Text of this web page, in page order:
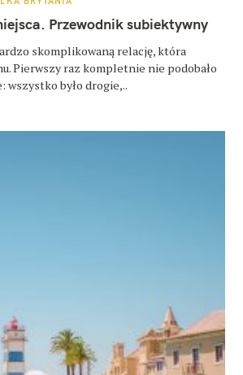
Przewodnik subiektywny
skomplikowaną relację, która
Pierwszy raz kompletnie nie podobało
wszystko było drogie,..